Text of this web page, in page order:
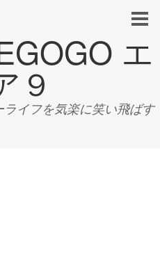
エ
９
イフを気楽に笑い飛ばす